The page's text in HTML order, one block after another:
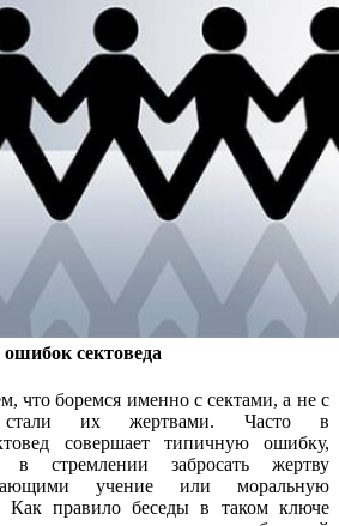
ошибок сектоведа
что боремся именно с сектами, а не с
стали их жертвами. Часто в
совершает типичную ошибку,
в стремлении забросать жертву
учение или моральную
Как правило беседы в таком ключе